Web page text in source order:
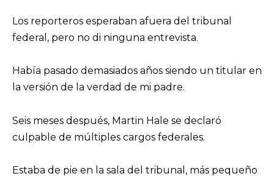
Los reporteros esperaban afuera del tribunal
federal, pero no di ninguna entrevista.
Había pasado demasiados años siendo un titular en
la versión de la verdad de mi padre.
Seis meses después, Martin Hale se declaró
culpable de múltiples cargos federales.
Estaba de pie en la sala del tribunal, más pequeño